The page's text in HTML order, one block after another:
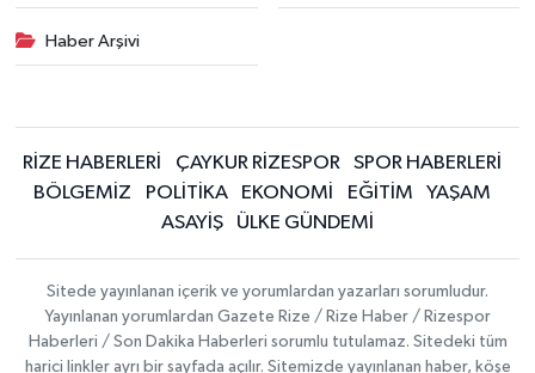
Haber Arşivi
RİZE HABERLERİ ÇAYKUR RİZESPOR
SPOR HABERLERİ
BÖLGEMİZ
POLİTİKA EKONOMİ EĞİTİM
YAŞAM
ASAYİŞ
ÜLKE GÜNDEMİ
Sitede yayınlanan içerik ve yorumlardan yazarları sorumludur.
Yayınlanan yorumlardan Gazete Rize / Rize Haber / Rizespor
Haberleri / Son Dakika Haberleri sorumlu tutulamaz. Sitedeki tüm
harici linkler ayrı bir sayfada açılır. Sitemizde yayınlanan haber, köşe